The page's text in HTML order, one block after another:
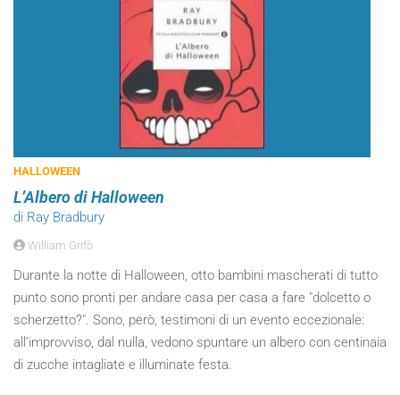
HALLOWEEN
L’Albero di Halloween
di Ray Bradbury
William Grifò
Durante la notte di Halloween, otto bambini mascherati di tutto
punto sono pronti per andare casa per casa a fare "dolcetto o
scherzetto?". Sono, però, testimoni di un evento eccezionale:
all’improvviso, dal nulla, vedono spuntare un albero con centinaia
di zucche intagliate e illuminate festa.